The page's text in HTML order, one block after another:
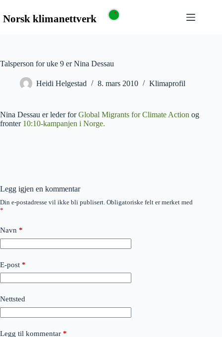
Talsperson for uke 9 er Nina Dessau
Heidi Helgestad 8. mars 2010 Klimaprofil
Nina Dessau er leder forGlobal Migrants for Climate Action og
fronter 10:10-kampanjen i Norge.
Legg igjen en kommentar
Din e-postadresse vil ikke bli publisert. Obligatoriske felt er merket med
*
Navn *
E-post *
Nettsted
Legg til kommentar *